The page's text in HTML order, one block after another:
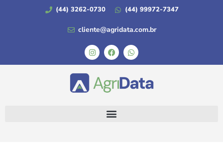
(44) 3262-0730 (44) 99972-7347
cliente@agridata.com.br